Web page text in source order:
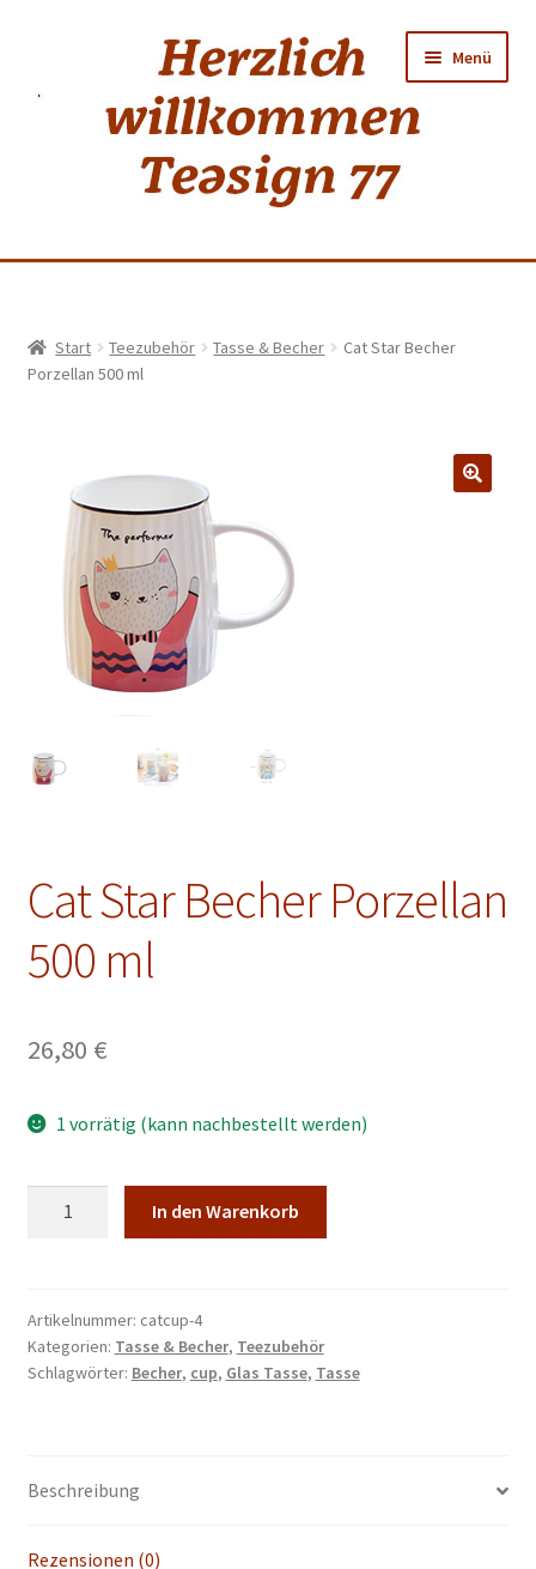
springen
springen
Menü
shop
Weiss
Schwarz
Grün
Blumen
Geschenk
Postkarte
Konto Login
Start Teezubehör Tasse & Becher
Cat Star Becher
Porzellan 500 ml
Cat Star Becher Porzellan
500 ml
26,80 €
1 vorrätig (kann nachbestellt werden)
500
ml
Menge
In den Warenkorb
Artikelnummer: catcup-4
Kategorien: Tasse & Becher, Teezubehör
Schlagwörter: Becher, cup, Glas Tasse, Tasse
Beschreibung
Rezensionen (0)